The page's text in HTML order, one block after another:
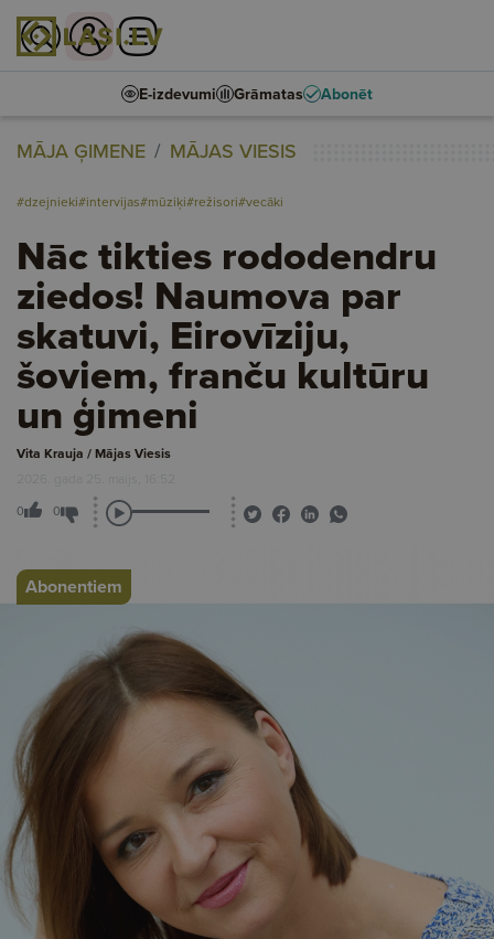
E-izdevumi Grāmatas Abonēt
MĀJA ĢIMENE MĀJAS VIESIS
#dzejnieki#intervijas#mūziķi#režisori#vecāki
Nāc tikties rododendru
ziedos! Naumova par
skatuvi, Eirovīziju,
šoviem, franču kultūru
un ģimeni
Vita Krauja / Mājas Viesis
2026. gada 25. maijs, 16:52
0 0
Abonentiem